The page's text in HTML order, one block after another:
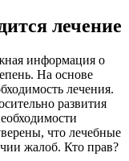
лечение
информация о
На основе
лечения.
развития
что лечебные
жалоб. Кто прав?